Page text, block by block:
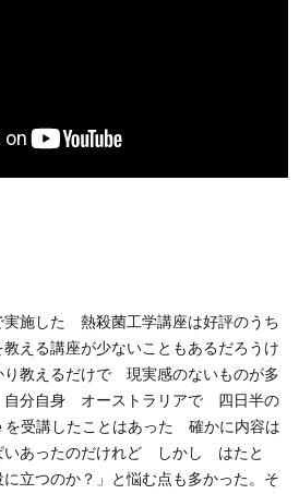
実施した 熱殺菌工学講座は好評のうち
える講座が少ないこともあるだろうけ
教えるだけで 現実感のないものが多
自分自身 オーストラリアで 四日半の
を受講したことはあった 確かに内容は
いあったのだけれど しかし はたと
に立つのか？」と悩む点も多かった。そ